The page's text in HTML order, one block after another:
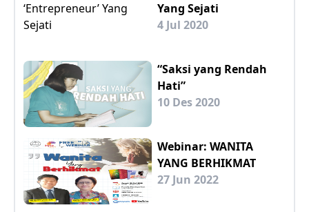
Yang Sejati
4 Jul 2020
“Saksi yang Rendah
Hati”
10 Des 2020
Webinar: WANITA
YANG BERHIKMAT
27 Jun 2022